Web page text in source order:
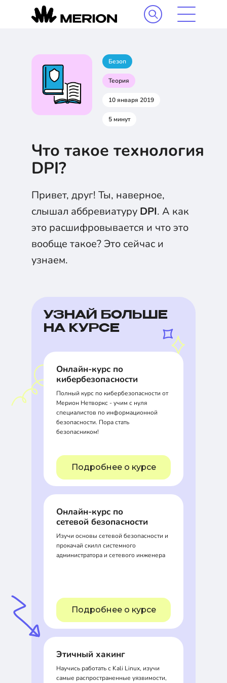
Безоп
Теория
10 января 2019
5 минут
Что такое технология
DPI?
Привет, друг! Ты, наверное,
слышал аббревиатуру DPI. А как
это расшифровывается и что это
вообще такое? Это сейчас и
узнаем.
УЗНАЙ БОЛЬШЕ
НА КУРСЕ
Онлайн-курс по
кибербезопасности
Полный курс по кибербезопасности от
Мерион Нетворкс - учим с нуля
специалистов по информационной
безопасности. Пора стать
безопасником!
Подробнее о курсе
Онлайн-курс по
сетевой безопасности
Изучи основы сетевой безопасности и
прокачай скилл системного
администратора и сетевого инженера
Подробнее о курсе
Этичный хакинг
Научись работать с Kali Linux, изучи
самые распространенные уязвимости,